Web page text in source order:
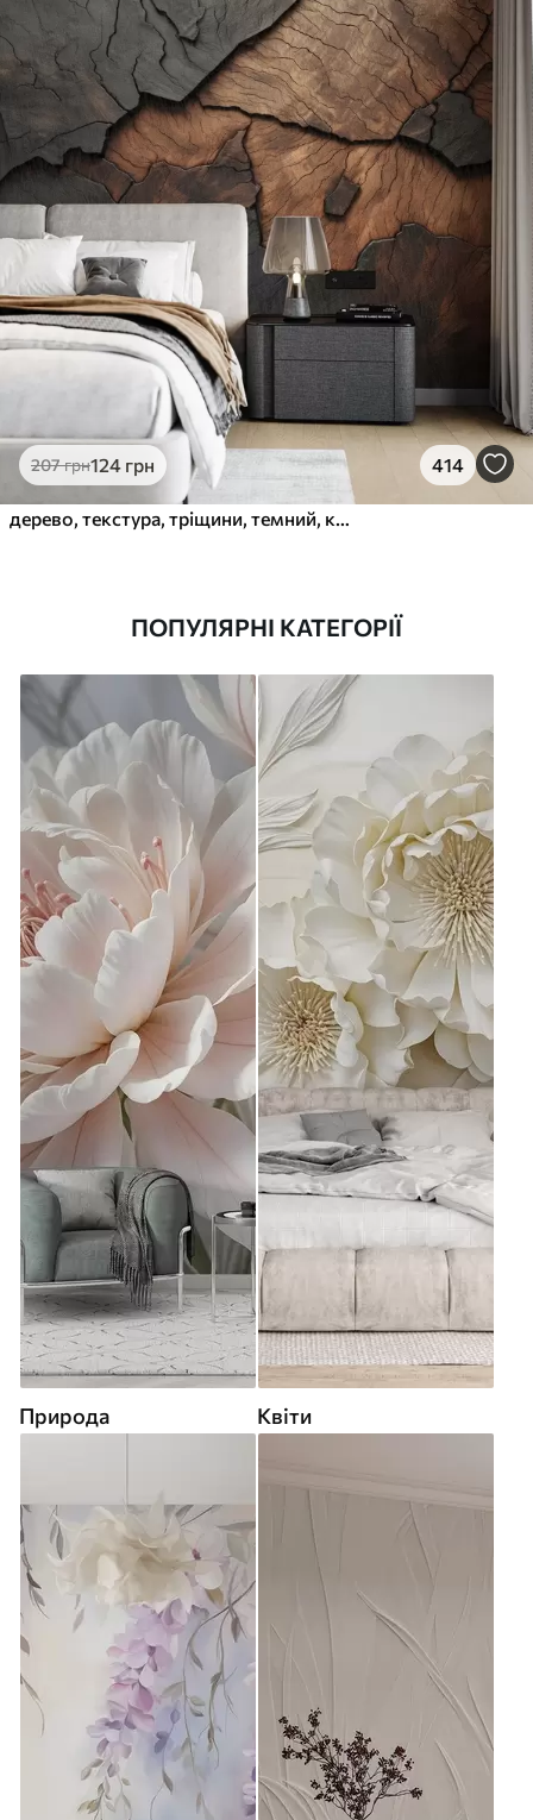
207грн124 грн 414
ПОПУЛЯРНІ КАТЕГОРІЇ
Природа Квіти